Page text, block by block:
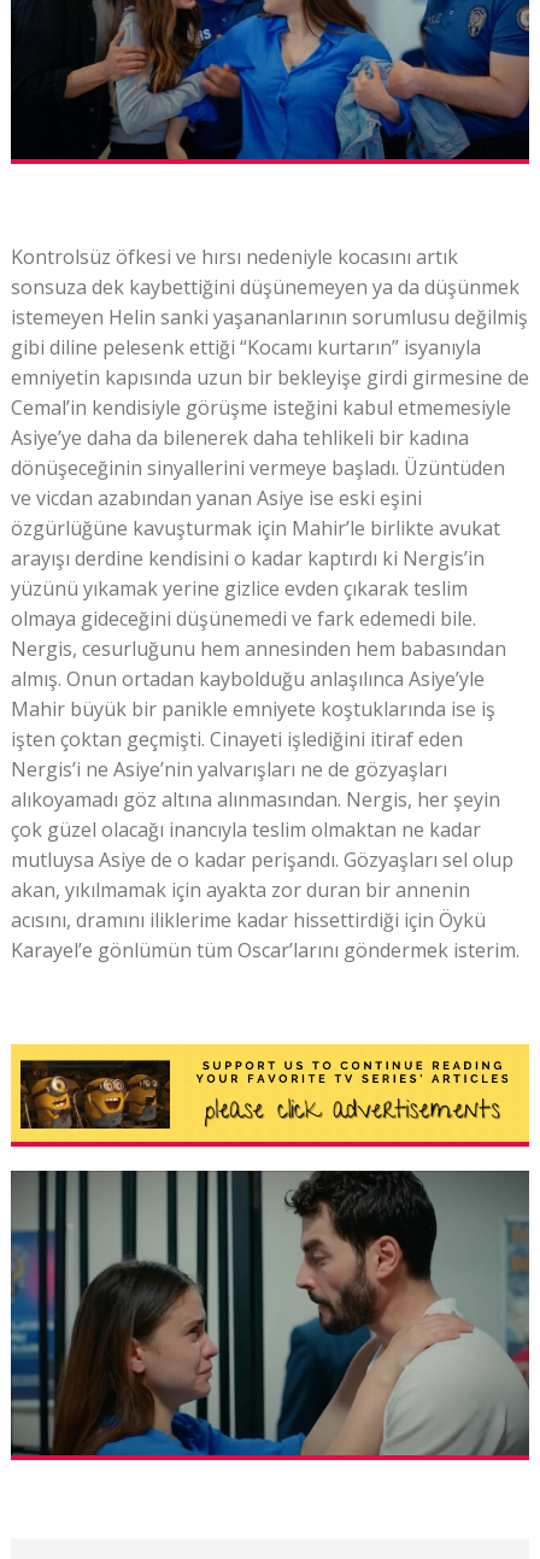
Kontrolsüz öfkesi ve hırsı nedeniyle kocasını artık
sonsuza dek kaybettiğini düşünemeyen ya da düşünmek
istemeyen Helin sanki yaşananlarının sorumlusu değilmiş
gibi diline pelesenk ettiği “Kocamı kurtarın” isyanıyla
emniyetin kapısında uzun bir bekleyişe girdi girmesine de
Cemal’in kendisiyle görüşme isteğini kabul etmemesiyle
Asiye’ye daha da bilenerek daha tehlikeli bir kadına
dönüşeceğinin sinyallerini vermeye başladı. Üzüntüden
ve vicdan azabından yanan Asiye ise eski eşini
özgürlüğüne kavuşturmak için Mahir’le birlikte avukat
arayışı derdine kendisini o kadar kaptırdı ki Nergis’in
yüzünü yıkamak yerine gizlice evden çıkarak teslim
olmaya gideceğini düşünemedi ve fark edemedi bile.
Nergis, cesurluğunu hem annesinden hem babasından
almış. Onun ortadan kaybolduğu anlaşılınca Asiye’yle
Mahir büyük bir panikle emniyete koştuklarında ise iş
işten çoktan geçmişti. Cinayeti işlediğini itiraf eden
Nergis’i ne Asiye’nin yalvarışları ne de gözyaşları
alıkoyamadı göz altına alınmasından. Nergis, her şeyin
çok güzel olacağı inancıyla teslim olmaktan ne kadar
mutluysa Asiye de o kadar perişandı. Gözyaşları sel olup
akan, yıkılmamak için ayakta zor duran bir annenin
acısını, dramını iliklerime kadar hissettirdiği için Öykü
Karayel’e gönlümün tüm Oscar’larını göndermek isterim.